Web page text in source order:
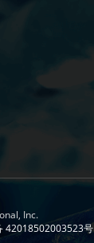
Inc.
42018502003523号